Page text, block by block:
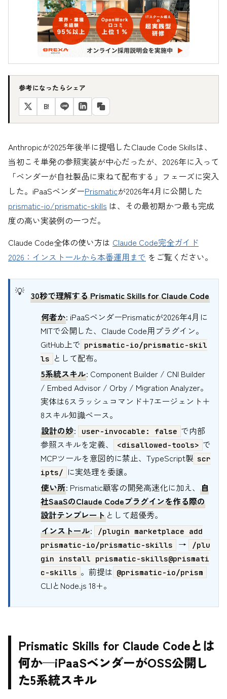
参考になったらシェア
B!
Anthropicが2025年後半に提唱したClaude Code Skillsは、
当初こそ単発の参照実装が中心だったが、2026年に入って
「ベンダーが自社製品に束ねて配布する」フェーズに突入
した。iPaaSベンダーPrismaticが2026年4月に公開した
prismatic-io/prismatic-skills は、その最初期かつ最も完成
度の高い実装例の一つだ。
Claude Code全体の使い方は Claude Code完全ガイド
2026：インストールから本番運用まで をご覧ください。
30秒で理解する Prismatic Skills for Claude Code
何者か: iPaaSベンダーPrismaticが2026年4月に
MITで公開した、Claude Code用プラグイン。
GitHub上で prismatic-io/prismatic-skil
ls として配布。
5系統スキル: Component Builder / CNI Builder
/ Embed Advisor / Orby / Migration Analyzer。
実体は6スラッシュコマンド＋7エージェント＋
8スキル知識ベース。
設計の妙: user-invocable: false で内部
参照スキルを定義、
<disallowed-tools> で
MCPツールを意図的に禁止、TypeScript製 scr
ipts/ に実処理を委譲。
使い所: Prismatic顧客の開発高速化に加え、 自
社SaaSのClaude Codeプラグインを作る際の
設計テンプレートとして超優秀。
インストール:
/plugin marketplace add
prismatic-io/prismatic-skills
→
/plu
gin install prismatic-skills@prismati
c-skills 。前提は @prismatic-io/prism
CLIとNode.js 18+。
Prismatic Skills for Claude Codeとは
何か—iPaaSベンダーがOSS公開し
た5系統スキル